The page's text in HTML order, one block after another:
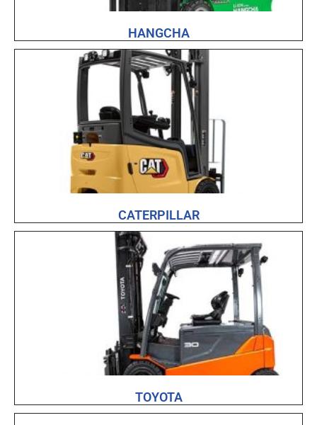
HANGCHA
CATERPILLAR
TOYOTA